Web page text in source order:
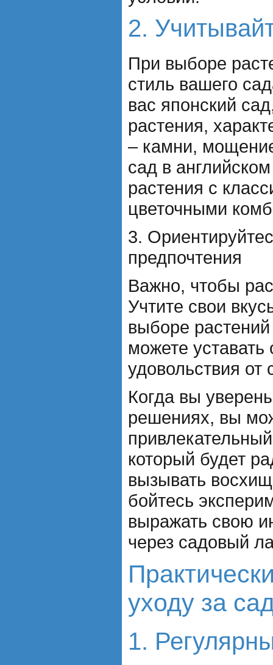
2.
При выборе
стиль вашего
вас японский
растения,
– камни,
сад в
растения с
цветочными
3.
предпочтения
Важно, чтобы
Учтите свои
выборе
можете уставать
удовольствия от
Когда вы
решениях, вы
который будет
вызывать
бойтесь
выражать свою
через садовый
уходу за
1.